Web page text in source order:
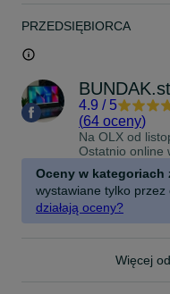
Gotowy do gier takich jak
laptop dla gracza,
laptop, laptop z
laptop do e-sportu,
przenośny komputer do
laptop na prezent, laptop
PRZEDSIĘBIORCA
4.9 / 5
(64 oceny)
Na OLX od
Ostatnio online
Oceny w kategoriach
wystawiane tylko przez
działają oceny?
Więcej